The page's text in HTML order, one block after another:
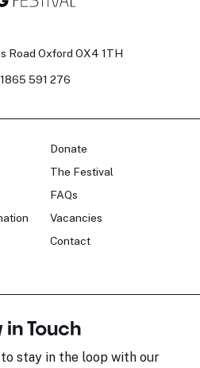
Road Oxford OX4 1TH
591 276
Donate
The Festival
FAQs
Vacancies
Contact
in Touch
stay in the loop with our